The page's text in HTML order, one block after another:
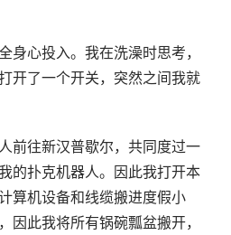
身心投入。我在洗澡时思考，
开了一个开关，突然之间我就
前往新汉普歇尔，共同度过一
的扑克机器人。因此我打开本
算机设备和线缆搬进度假小
因此我将所有锅碗瓢盆搬开，